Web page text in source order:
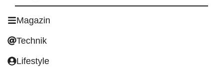
Magazin
Technik
Lifestyle